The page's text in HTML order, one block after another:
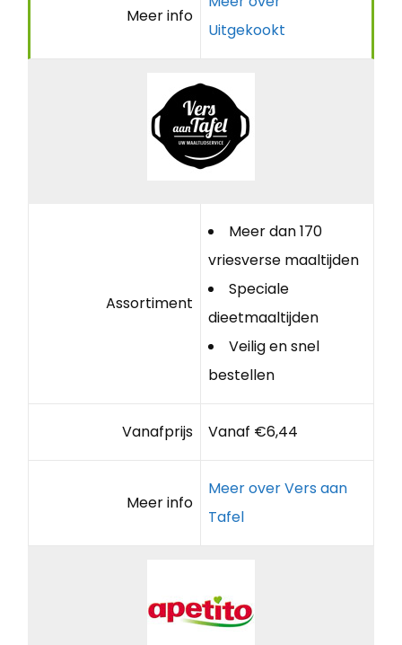
Meer info
Uitgekookt
Assortiment
Meer dan 170
vriesverse maaltijden
Speciale
dieetmaaltijden
Veilig en snel
bestellen
Vanafprijs Vanaf €6,44
Meer info
Meer over Vers aan
Tafel